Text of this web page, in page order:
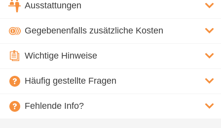
Ausstattungen
Gegebenenfalls zusätzliche Kosten
Wichtige Hinweise
Häufig gestellte Fragen
Fehlende Info?